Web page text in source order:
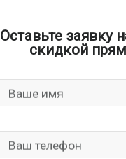
Оставьте заявку
скидкой
Ваше имя
Ваш телефон